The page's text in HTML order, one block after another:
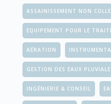
ASSAINISSEMENT NON
EQUIPEMENT POUR LE
AÉRATION
GESTION DES EAUX
INGÉNIERIE & CONSEIL